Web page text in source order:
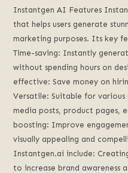
Instantgen AI Features
that helps users generate
marketing purposes. Its key
Time-saving: Instantly
without spending hours on
effective: Save money on
Versatile: Suitable for various
media posts, product pages,
boosting: Improve
visually appealing and
Instantgen.ai include:
to increase brand awareness